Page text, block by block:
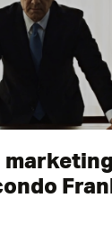
marketing